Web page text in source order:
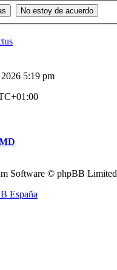
5:19 pm
Software © phpBB Limited
España